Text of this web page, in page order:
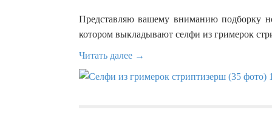
Представляю вашему вниманию подборку
котором выкладывают селфи из гримерок
Читать далее →